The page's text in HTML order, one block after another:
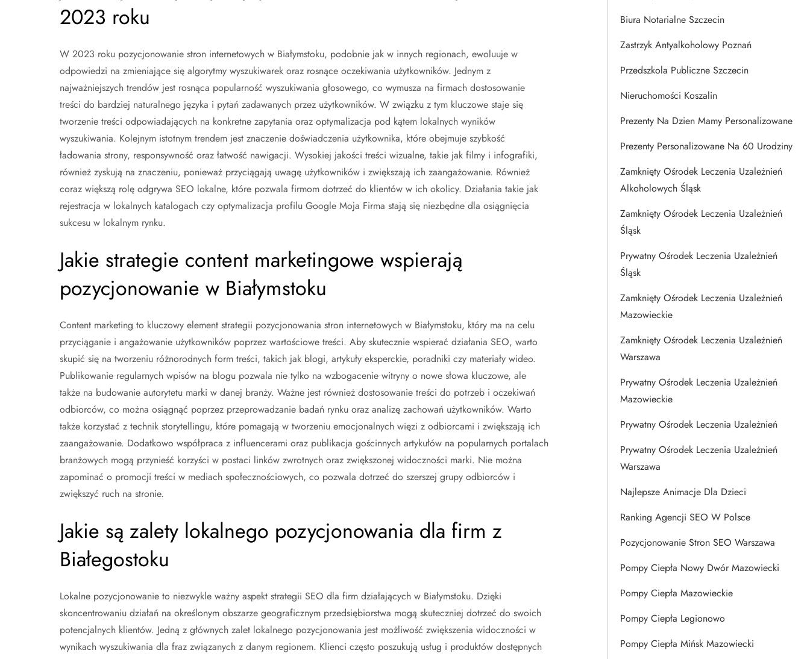
2023 roku
W 2023 roku pozycjonowanie stron internetowych w Białymstoku, podobnie jak w innych regionach, ewoluuje w
odpowiedzi na zmieniające się algorytmy wyszukiwarek oraz rosnące oczekiwania użytkowników. Jednym z
najważniejszych trendów jest rosnąca popularność wyszukiwania głosowego, co wymusza na firmach dostosowanie
treści do bardziej naturalnego języka i pytań zadawanych przez użytkowników. W związku z tym kluczowe staje się
tworzenie treści odpowiadających na konkretne zapytania oraz optymalizacja pod kątem lokalnych wyników
wyszukiwania. Kolejnym istotnym trendem jest znaczenie doświadczenia użytkownika, które obejmuje szybkość
ładowania strony, responsywność oraz łatwość nawigacji. Wysokiej jakości treści wizualne, takie jak filmy i infografiki,
również zyskują na znaczeniu, ponieważ przyciągają uwagę użytkowników i zwiększają ich zaangażowanie. Również
coraz większą rolę odgrywa SEO lokalne, które pozwala firmom dotrzeć do klientów w ich okolicy. Działania takie jak
rejestracja w lokalnych katalogach czy optymalizacja profilu Google Moja Firma stają się niezbędne dla osiągnięcia
sukcesu w lokalnym rynku.
Jakie strategie content marketingowe wspierają
pozycjonowanie w Białymstoku
Content marketing to kluczowy element strategii pozycjonowania stron internetowych w Białymstoku, który ma na celu
przyciąganie i angażowanie użytkowników poprzez wartościowe treści. Aby skutecznie wspierać działania SEO, warto
skupić się na tworzeniu różnorodnych form treści, takich jak blogi, artykuły eksperckie, poradniki czy materiały wideo.
Publikowanie regularnych wpisów na blogu pozwala nie tylko na wzbogacenie witryny o nowe słowa kluczowe, ale
także na budowanie autorytetu marki w danej branży. Ważne jest również dostosowanie treści do potrzeb i oczekiwań
odbiorców, co można osiągnąć poprzez przeprowadzanie badań rynku oraz analizę zachowań użytkowników. Warto
także korzystać z technik storytellingu, które pomagają w tworzeniu emocjonalnych więzi z odbiorcami i zwiększają ich
zaangażowanie. Dodatkowo współpraca z influencerami oraz publikacja gościnnych artykułów na popularnych portalach
branżowych mogą przynieść korzyści w postaci linków zwrotnych oraz zwiększonej widoczności marki. Nie można
zapominać o promocji treści w mediach społecznościowych, co pozwala dotrzeć do szerszej grupy odbiorców i
zwiększyć ruch na stronie.
Jakie są zalety lokalnego pozycjonowania dla firm z
Białegostoku
Lokalne pozycjonowanie to niezwykle ważny aspekt strategii SEO dla firm działających w Białymstoku. Dzięki
skoncentrowaniu działań na określonym obszarze geograficznym przedsiębiorstwa mogą skuteczniej dotrzeć do swoich
potencjalnych klientów. Jedną z głównych zalet lokalnego pozycjonowania jest możliwość zwiększenia widoczności w
wynikach wyszukiwania dla fraz związanych z danym regionem. Klienci często poszukują usług i produktów dostępnych
Biura Notarialne Szczecin
Zastrzyk Antyalkoholowy Poznań
Przedszkola Publiczne Szczecin
Nieruchomości Koszalin
Prezenty Na Dzien Mamy Personalizowane
Prezenty Personalizowane Na 60 Urodziny
Zamknięty Ośrodek Leczenia Uzależnień
Alkoholowych Śląsk
Zamknięty Ośrodek Leczenia Uzależnień
Śląsk
Prywatny Ośrodek Leczenia Uzależnień
Śląsk
Zamknięty Ośrodek Leczenia Uzależnień
Mazowieckie
Zamknięty Ośrodek Leczenia Uzależnień
Warszawa
Prywatny Ośrodek Leczenia Uzależnień
Mazowieckie
Prywatny Ośrodek Leczenia Uzależnień
Prywatny Ośrodek Leczenia Uzależnień
Warszawa
Najlepsze Animacje Dla Dzieci
Ranking Agencji SEO W Polsce
Pozycjonowanie Stron SEO Warszawa
Pompy Ciepła Nowy Dwór Mazowiecki
Pompy Ciepła Mazowieckie
Pompy Ciepła Legionowo
Pompy Ciepła Mińsk Mazowiecki